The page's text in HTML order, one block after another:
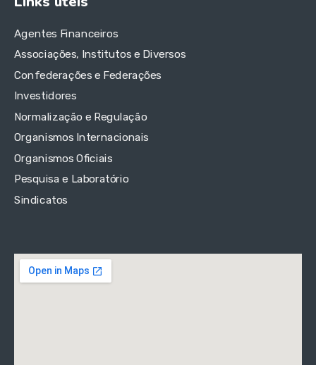
Agentes Financeiros
Associações, Institutos e Diversos
Confederações e Federações
Investidores
Normalização e Regulação
Organismos Internacionais
Organismos Oficiais
Pesquisa e Laboratório
Sindicatos